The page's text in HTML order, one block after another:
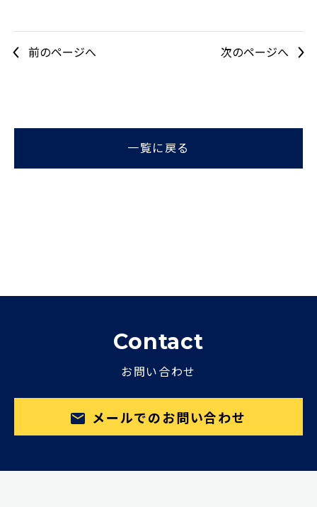
前のページへ 次のページへ
一覧に戻る
Contact
お問い合わせ
メールでのお問い合わせ